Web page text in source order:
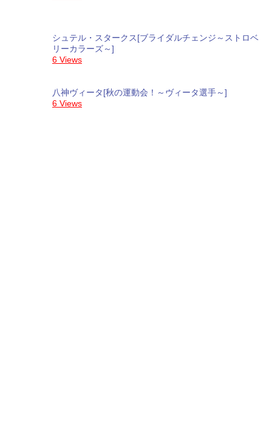
シュテル・スタークス[ブライダルチェンジ～ストロベ
リーカラーズ～]
6 Views
八神ヴィータ[秋の運動会！～ヴィータ選手～]
6 Views